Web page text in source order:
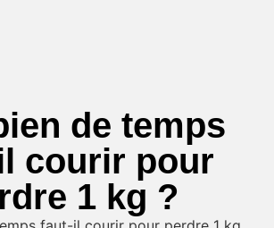
de temps
courir pour
1 kg ?